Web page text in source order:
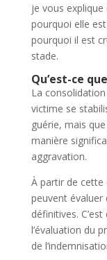
je vous explique
pourquoi elle
pourquoi il est
stade.
Qu’est-ce
La
victime se
guérie, mais
manière
aggravation.
À partir de cette
peuvent évaluer
définitives.
l’évaluation du
de